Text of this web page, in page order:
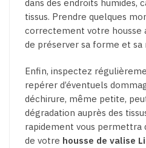
dans des endroits humides,
tissus. Prendre quelques
correctement votre housse
de préserver sa forme et sa
Enfin, inspectez
repérer d’éventuels
déchirure, même petite,
dégradation auprès des
rapidement vous
de votre housse de valise